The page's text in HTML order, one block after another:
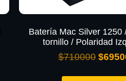
Batería Mac Silver 1250
tornillo / Polaridad
$710000 $